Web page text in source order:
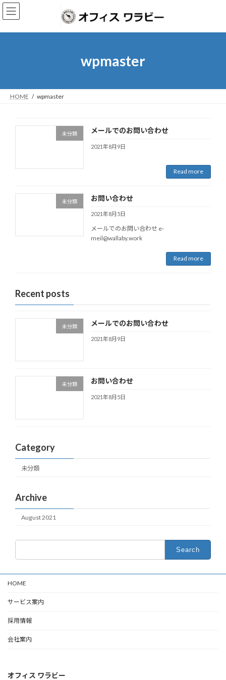
Skip
to
the
Skip
to
the
wpmaster
HOME wpmaster
未分類 メールでのお問い合わせ
2021年8月9日
Read more
未分類 お問い合わせ
2021年8月5日
メールでのお問い合わせ e-
meil@wallaby.work
Read more
Recent posts
未分類 メールでのお問い合わせ
2021年8月9日
未分類 お問い合わせ
2021年8月5日
Category
未分類
Archive
August 2021
Search
HOME
サービス案内
採用情報
会社案内
オフィス ワラビー